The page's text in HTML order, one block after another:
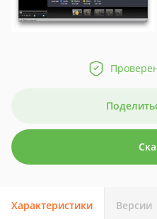
Характеристики Версии